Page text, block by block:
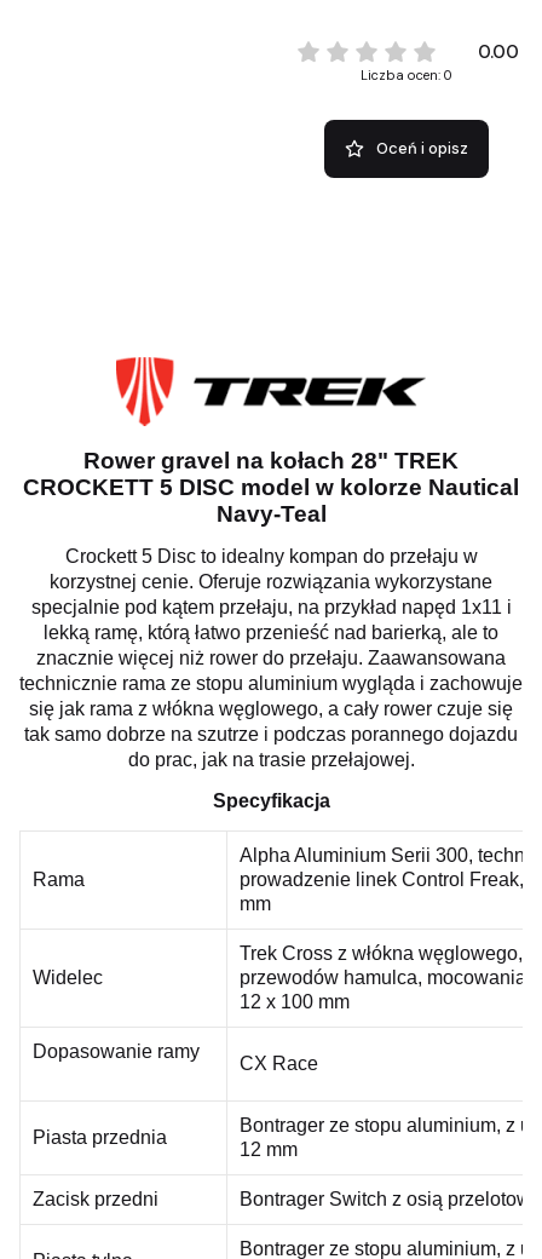
0.00
Liczba ocen: 0
Oceń i opisz
Rower gravel na kołach 28" TREK
CROCKETT 5 DISC model w kolorze Nautical
Navy-Teal
Crockett 5 Disc to idealny kompan do przełaju w
korzystnej cenie. Oferuje rozwiązania wykorzystane
specjalnie pod kątem przełaju, na przykład napęd 1x11 i
lekką ramę, którą łatwo przenieść nad barierką, ale to
znacznie więcej niż rower do przełaju. Zaawansowana
technicznie rama ze stopu aluminium wygląda i zachowuje
się jak rama z włókna węglowego, a cały rower czuje się
tak samo dobrze na szutrze i podczas porannego dojazdu
do prac, jak na trasie przełajowej.
Specyfikacja
Rama
Alpha Aluminium Serii 300,
prowadzenie linek Control Freak,
mm
Widelec
Trek Cross z włókna węglowego,
przewodów hamulca, mocowania
12 x 100 mm
Dopasowanie ramy
CX Race
Piasta przednia
Bontrager ze stopu aluminium, z
12 mm
Zacisk przedni Bontrager Switch z osią
Bontrager ze stopu aluminium, z